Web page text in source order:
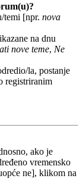
temi [npr. nova
na dnu
nove teme, Ne
la, postanje
registriranim
ako je
vremensko
ne], klikom na